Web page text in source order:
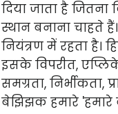
दिया जाता है
स्थान बनाना चाहते
नियंत्रण में रहता है।
इसके विपरीत,
समग्रता,
बेझिझक हमारे 'हमारे